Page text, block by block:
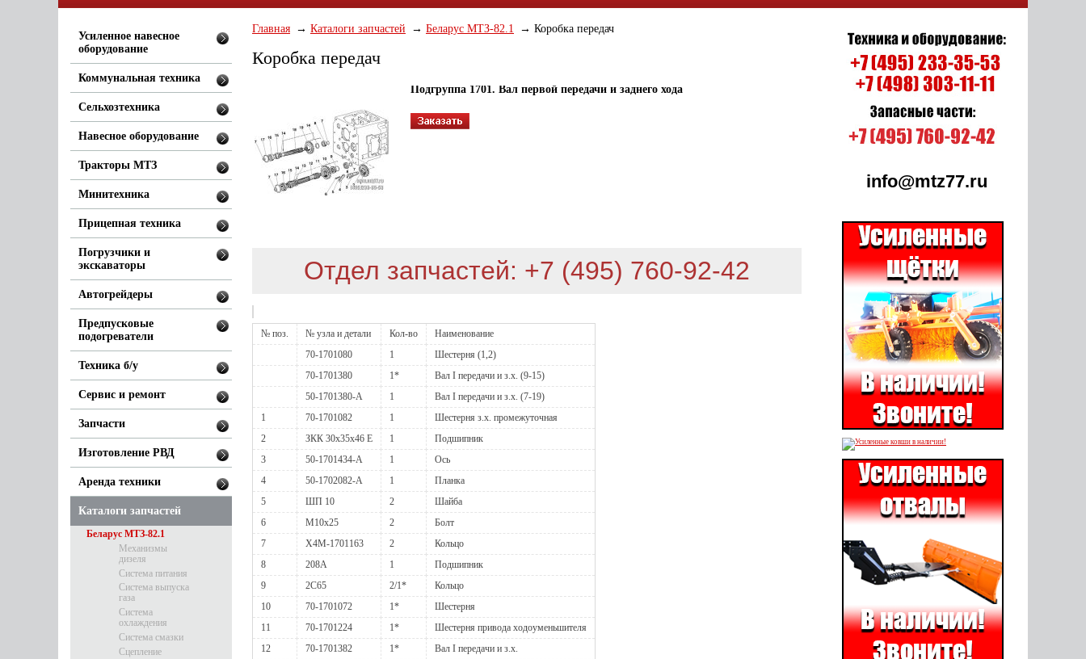
Главная Каталоги запчастей Беларус МТЗ-82.1 Коробка передач
Коробка передач
Подгруппа 1701. Вал первой передачи и заднего хода
Отдел запчастей: +7 (495) 760-92-42
№ поз. № узла и детали Кол-во
Наименование
70-1701080
1
Шестерня (1,2)
70-1701380
1*
Вал I передачи и з.х. (9-15)
50-1701380-А
1
Вал I передачи и з.х. (7-19)
1
70-1701082 1
Шестерня з.х. промежуточная
2
ЗКК 30x35x46 Е 1
Подшипник
3
50-1701434-А 1
Ось
4
50-1702082-А 1
Планка
5
ШП 10 2
Шайба
6
М10х25 2
Болт
7
Х4М-1701163 2
Кольцо
8
208А 1
Подшипник
9
2С65 2/1*
Кольцо
10
70-1701072 1*
Шестерня
11
70-1701224 1*
Шестерня привода ходоуменьшителя
12
70-1701382 1*
Вал I передачи и з.х.
Усиленное навесное
оборудование
Коммунальная техника
Сельхозтехника
Навесное оборудование
Тракторы МТЗ
Минитехника
Прицепная техника
Погрузчики и
экскаваторы
Автогрейдеры
Предпусковые
подогреватели
Техника б/у
Сервис и ремонт
Запчасти
Изготовление РВД
Аренда техники
Каталоги запчастей
Беларус МТЗ-82.1
Механизмы
дизеля
Система питания
Система выпуска
газа
Система
охлаждения
Система смазки
Сцепление
info@mtz77.ru